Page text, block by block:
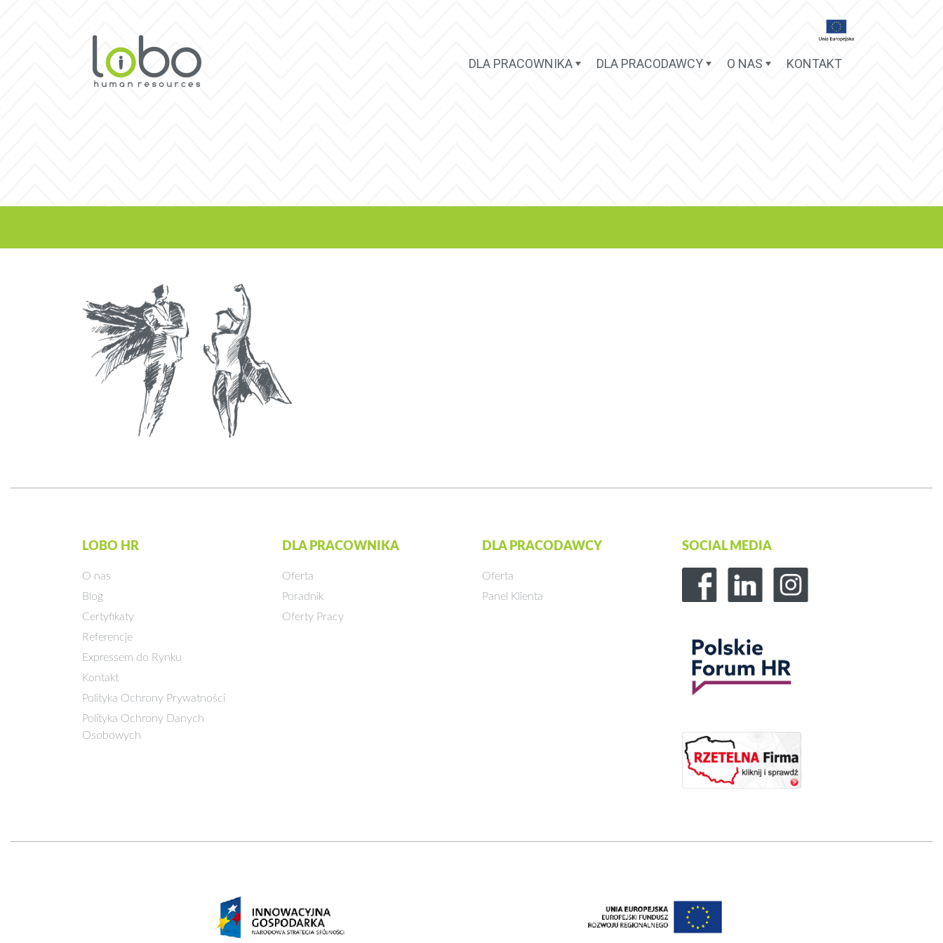
DLA PRACOWNIKA DLA PRACODAWCY O NAS KONTAKT
LOBO HR
O nas
Blog
Certyfikaty
Referencje
Expressem do Rynku
Kontakt
Polityka Ochrony Prywatności
Polityka Ochrony Danych
Osobowych
DLA PRACOWNIKA
Oferta
Poradnik
Oferty Pracy
DLA PRACODAWCY
Oferta
Panel Klienta
SOCIAL MEDIA